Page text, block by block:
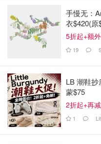
如果对净资产超过1000万
过1亿美元的资产征收3%
过200亿美元的收入。
他表示，对收入征收更高
“这为联邦政府带来的潜在
数人。”
然而，最近一次针对高收
手慢无：
衣$420(原
5折起+额
19
LB 潮鞋
蒙$75
2折起+再
1